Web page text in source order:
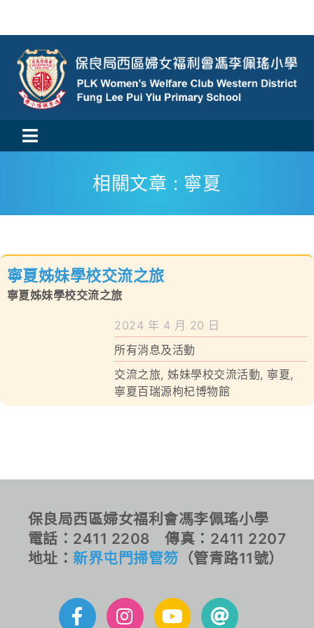
content
Toggle
Navigation
校風及學生支援
相關文章 : 寧夏
寧夏姊妹學校交流之旅
寧夏姊妹學校交流之旅
2024 年 4 月 20 日
所有消息及活動
交流之旅,姊妹學校交流活動, 寧夏,
寧夏百瑞源枸杞博物館
保良局西區婦女福利會馮李佩瑤小學
電話：2411 2208 傳真：2411 2207
地址： 新界屯門掃管笏 （管青路11號）